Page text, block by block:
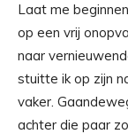
Laat me
op een vrij
naar
stuitte ik op zijn
vaker.
achter die paar